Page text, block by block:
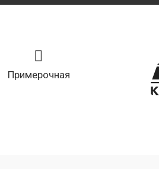
Примерочная